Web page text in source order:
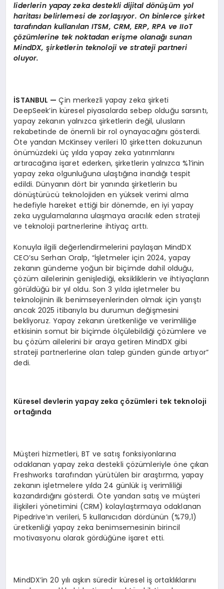
liderlerin yapay zeka destekli dijital dönüşüm yol
haritası belirlemesi de zorlaşıyor. On binlerce şirket
tarafından kullanılan ITSM, CRM, ERP, RPA ve IIoT
çözümlerine tek noktadan erişme olanağı sunan
MindDX,şirketlerin teknoloji ve strateji partneri
oluyor.
İSTANBUL —Çin merkezli yapay zeka şirketi
DeepSeek’in küresel piyasalarda sebep olduğu sarsıntı,
yapay zekanın yalnızca şirketlerin değil, ulusların
rekabetinde de önemli bir rol oynayacağını gösterdi.
Öte yandan McKinsey verileri 10 şirketten dokuzunun
önümüzdeki üç yılda yapay zeka yatırımlarını
artıracağına işaret ederken, şirketlerin yalnızca %1’inin
yapay zeka olgunluğuna ulaştığına inandığı tespit
edildi. Dünyanın dört bir yanında şirketlerin bu
dönüştürücü teknolojiden en yüksek verimi alma
hedefiyle hareket ettiği bir dönemde, en iyi yapay
zeka uygulamalarına ulaşmaya aracılık eden strateji
ve teknoloji partnerlerine ihtiyaç arttı.
Konuyla ilgili değerlendirmelerini paylaşan MindDX
CEO’su Serhan Oralp, “İşletmeler için 2024, yapay
zekanın gündeme yoğun bir biçimde dahil olduğu,
çözüm ailelerinin genişlediği, eksikliklerin ve ihtiyaçların
görüldüğü bir yıl oldu. Son 3 yılda işletmeler bu
teknolojinin ilk benimseyenlerinden olmak için yarıştı
ancak 2025 itibarıyla bu durumun değişmesini
bekliyoruz. Yapay zekanın üretkenliğe ve verimliliğe
etkisinin somut bir biçimde ölçülebildiği çözümlere ve
bu çözüm ailelerini bir araya getiren MindDX gibi
strateji partnerlerine olan talep günden günde artıyor”
dedi.
Küresel devlerin yapay zeka çözümleri tek teknoloji
ortağında
Müşteri hizmetleri, BT ve satış fonksiyonlarına
odaklanan yapay zeka destekli çözümleriyle öne çıkan
Freshworks tarafından yürütülen bir araştırma, yapay
zekanın işletmelere yılda 24 günlük iş verimliliği
kazandırdığını gösterdi. Öte yandan satış ve müşteri
ilişkileri yönetimini (CRM) kolaylaştırmaya odaklanan
Pipedrive’ın verileri, 5 kullanıcıdan dördünün (%79,1)
üretkenliği yapay zeka benimsemesinin birincil
motivasyonu olarak gördüğüne işaret etti.
MindDX’in 20 yılı aşkın süredir küresel iş ortaklıklarını